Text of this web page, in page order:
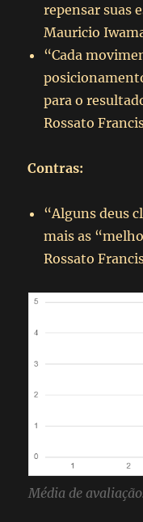
repensar suas
Mauricio
“Cada
para o
Rossato
Contras:
“Alguns deus
mais as
Rossato
Média de